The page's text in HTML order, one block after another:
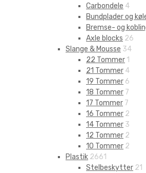
Carbondele 4
Bundplader og
Bremse- og
Axle blocks 26
Slange & Mousse 34
22 Tommer 1
21 Tommer 4
19 Tommer 6
18 Tommer 7
17 Tommer 7
16 Tommer 2
14 Tommer 3
12 Tommer 2
10 Tommer 2
Plastik 2661
Stelbeskytter 21